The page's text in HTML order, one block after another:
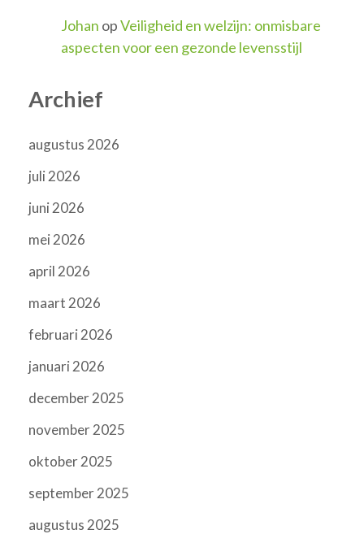
Johan opVeiligheid en welzijn: onmisbare
aspecten voor een gezonde levensstijl
Archief
augustus 2026
juli 2026
juni 2026
mei 2026
april 2026
maart 2026
februari 2026
januari 2026
december 2025
november 2025
oktober 2025
september 2025
augustus 2025